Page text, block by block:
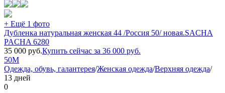
+ Ещё 1 фото
Дубленка натуральная женская 44 /Россия 50/ новая.SACHA
PACHA 6280
35 000 руб.Купить сейчас за 36 000 руб.
50M
Одежда, обувь, галантерея/Женская одежда/Верхняя одежда/
13 дней
0